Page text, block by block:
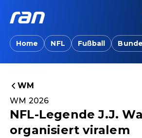
Home NFL Fußball
WM
WM 2026
NFL-Legende J.J.
organisiert viralem